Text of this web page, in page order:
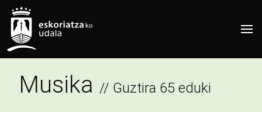
Musika // Guztira 65 eduki